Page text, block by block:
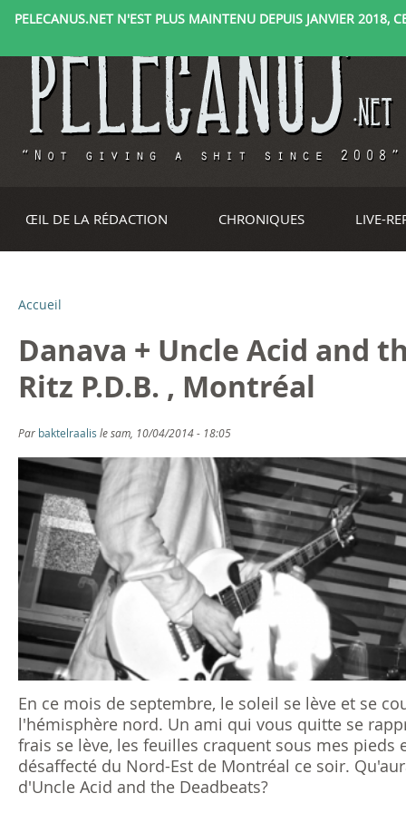
PELECANUS.NET N'EST PLUS MAINTENU DEPUIS JANVIER 2018,
ŒIL DE LA RÉDACTION CHRONIQUES LIVE-
V
o
u
s
ê
t
e
s
i
c
i
Accueil
Danava + Uncle Acid and
Ritz P.D.B. , Montréal
Par baktelraalis le sam, 10/04/2014 - 18:05
En ce mois de septembre, le soleil se lève et se
l'hémisphère nord. Un ami qui vous quitte se
frais se lève, les feuilles craquent sous mes
désaffecté du Nord-Est de Montréal ce soir.
d'Uncle Acid and the Deadbeats?